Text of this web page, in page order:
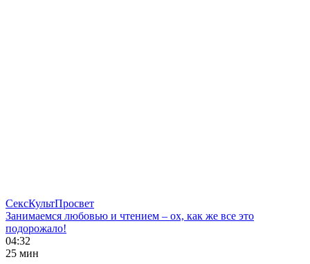
СексКультПросвет
Занимаемся любовью и чтением – ох, как же все это
подорожало!
04:32
25 мин